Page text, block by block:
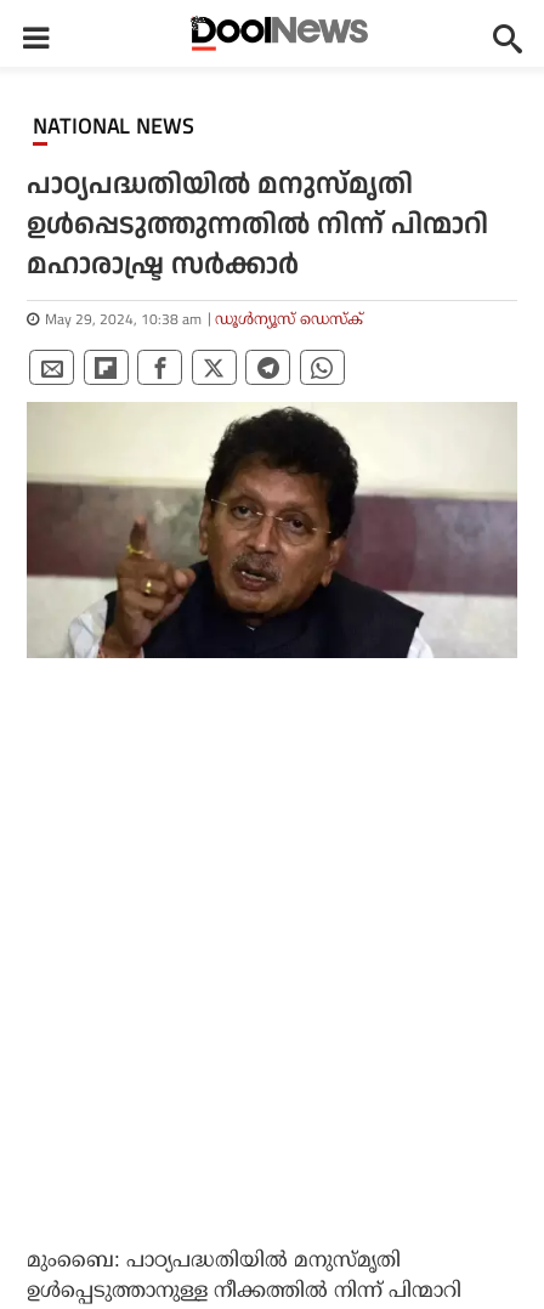
NATIONAL NEWS
പാഠ്യപദ്ധതിയിൽ മനുസ്മൃതി
ഉൾപ്പെടുത്തുന്നതിൽ നിന്ന് പിന്മാറി
മഹാരാഷ്ട്ര സർക്കാർ
May 29, 2024, 10:38 am ഡൂള്‍ന്യൂസ് ഡെസ്‌ക്
മുംബൈ: പാഠ്യപദ്ധതിയില്‍ മനുസ്മൃതി
ഉള്‍പ്പെടുത്താനുള്ള നീക്കത്തില്‍ നിന്ന് പിന്മാറി